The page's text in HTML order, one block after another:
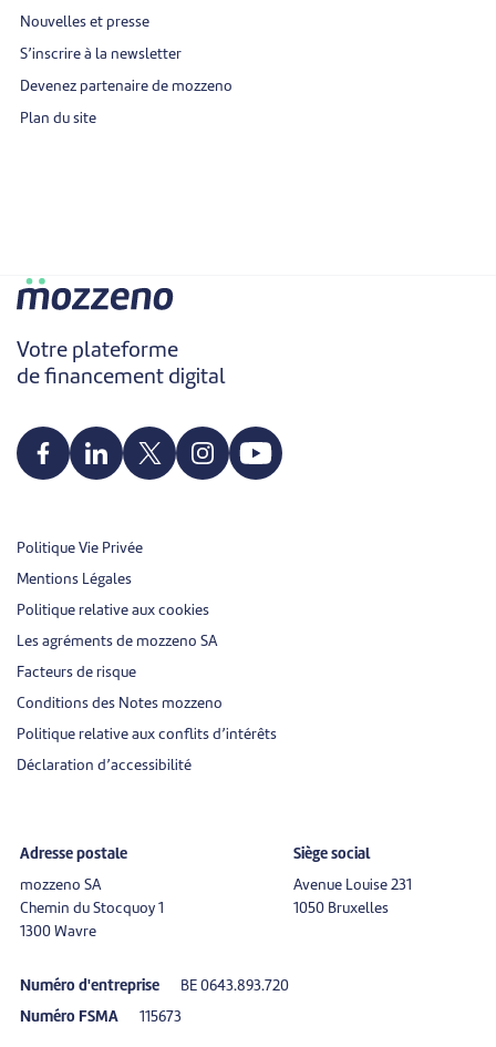
Nouvelles et presse
S’inscrire à la newsletter
Devenez partenaire de mozzeno
Plan du site
Votre plateforme
de financement digital
Politique Vie Privée
Mentions Légales
Politique relative aux cookies
Les agréments de mozzeno SA
Facteurs de risque
Conditions des Notes mozzeno
Politique relative aux conflits d’intérêts
Déclaration d’accessibilité
Adresse postale
mozzeno SA
Chemin du Stocquoy 1
1300 Wavre
Siège social
Avenue Louise 231
1050 Bruxelles
Numéro d'entreprise BE 0643.893.720
Numéro FSMA 115673